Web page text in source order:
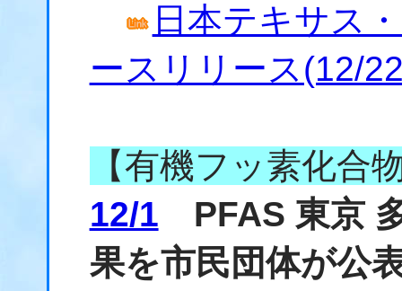
日本テキサス
ースリリース(12/
【有機フッ素化合
12/1 PFAS 東京
果を市民団体が公